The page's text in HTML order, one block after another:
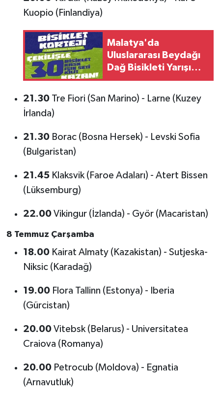
Kuopio (Finlandiya)
Malatya'da
Uluslararası Beydağı
Dağ Bisikleti Yarışı
İçin Kortej Sürüşü
Düzenlenecek
21.30Tre Fiori (San Marino) - Larne (Kuzey
İrlanda)
21.30Borac (Bosna Hersek) - Levski Sofia
(Bulgaristan)
21.45Klaksvik (Faroe Adaları) - Atert Bissen
(Lüksemburg)
22.00Vikingur (İzlanda) - Györ (Macaristan)
8 Temmuz Çarşamba
18.00Kairat Almaty (Kazakistan) - Sutjeska-
Niksic (Karadağ)
19.00Flora Tallinn (Estonya) - Iberia
(Gürcistan)
20.00Vitebsk (Belarus) - Universitatea
Craiova (Romanya)
20.00Petrocub (Moldova) - Egnatia
(Arnavutluk)